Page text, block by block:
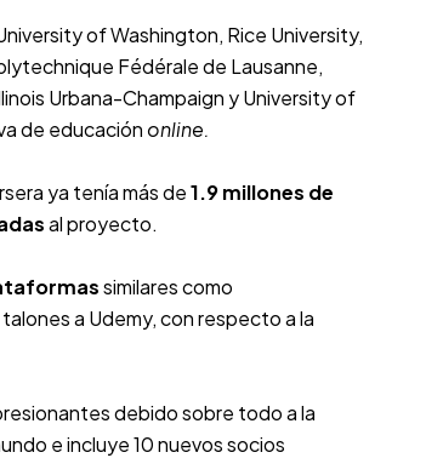
of Washington, Rice University,
Fédérale de Lausanne,
Urbana-Champaign y University of
de educación online.
ya tenía más de1.9 millones de
al proyecto.
similares como
a Udemy, con respecto a la
debido sobre todo a la
e incluye 10 nuevos socios